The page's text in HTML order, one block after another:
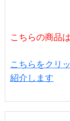
こちらの商品
こちらをクリ
紹介します